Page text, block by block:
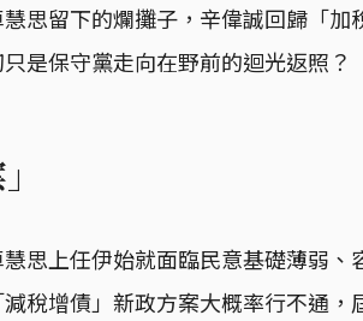
思留下的爛攤子，辛偉誠回歸「加
是保守黨走向在野前的迴光返照？
思上任伊始就面臨民意基礎薄弱、
稅增債」新政方案大概率行不通，